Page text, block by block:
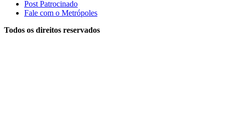
Post Patrocinado
Fale com o Metrópoles
Todos os direitos reservados